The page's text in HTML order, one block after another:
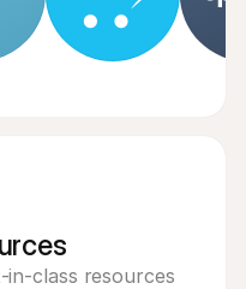
class resources